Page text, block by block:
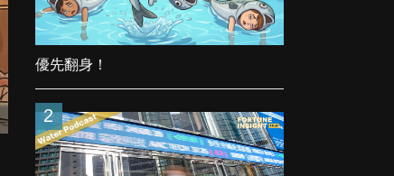
優先翻身！
2